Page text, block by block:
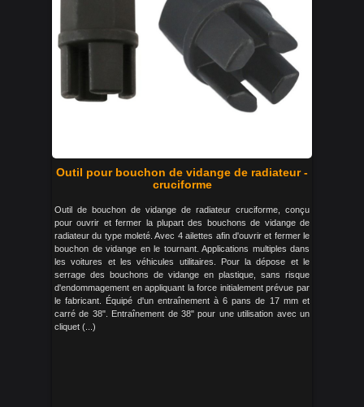
Outil pour bouchon de vidange de radiateur -
cruciforme
Outil de bouchon de vidange de radiateur cruciforme, conçu
pour ouvrir et fermer la plupart des bouchons de vidange de
radiateur du type moleté. Avec 4 ailettes afin d'ouvrir et fermer le
bouchon de vidange en le tournant. Applications multiples dans
les voitures et les véhicules utilitaires. Pour la dépose et le
serrage des bouchons de vidange en plastique, sans risque
d'endommagement en appliquant la force initialement prévue par
le fabricant. Équipé d'un entraînement à 6 pans de 17 mm et
carré de 38". Entraînement de 38" pour une utilisation avec un
cliquet (...)